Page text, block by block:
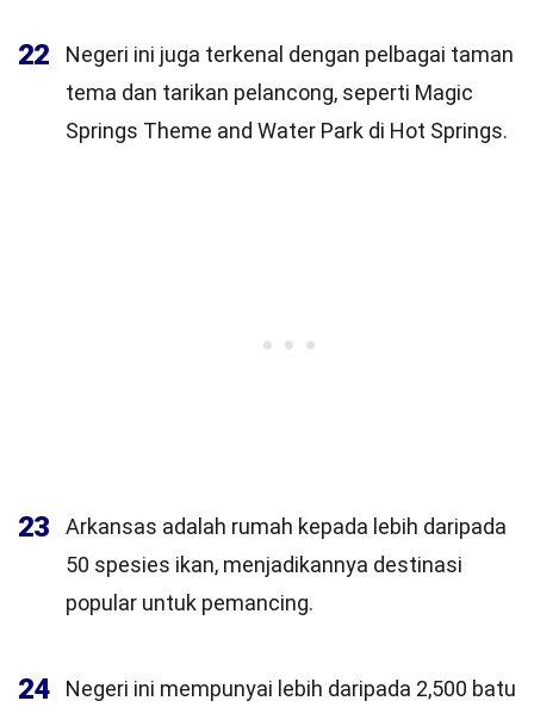
22
Negeri ini juga terkenal dengan pelbagai taman
tema dan tarikan pelancong, seperti Magic
Springs Theme and Water Park di Hot Springs.
23
Arkansas adalah rumah kepada lebih daripada
50 spesies ikan, menjadikannya destinasi
popular untuk pemancing.
24
Negeri ini mempunyai lebih daripada 2,500 batu